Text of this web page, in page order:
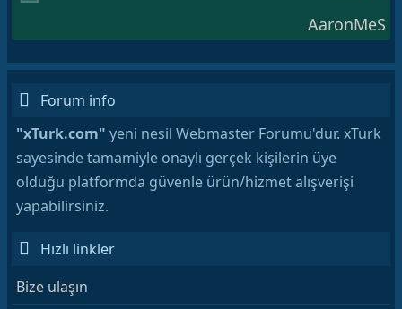
AaronMeS
Forum info
"xTurk.com" yeni nesil Webmaster Forumu'dur. xTurk
sayesinde tamamiyle onaylı gerçek kişilerin üye
olduğu platformda güvenle ürün/hizmet alışverişi
yapabilirsiniz.
Hızlı linkler
Bize ulaşın